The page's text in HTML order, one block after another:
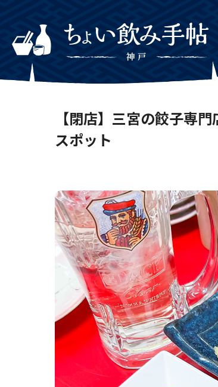
【閉店】三宮の餃子専
スポット